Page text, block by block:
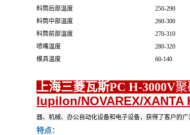
料筒后部温度
250-290
料筒中部温度
260-300
料筒前部温度
270-310
喷嘴温度
280-320
模具温度
60-140
上海三菱瓦斯PC H-3000V
Iupilon/NOVAREX/XANTA
器、机械、办公自动化设备和电子设备，获得了客户的
特点：